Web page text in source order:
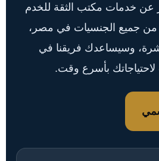
عن خدمات مكتب الثقة للخدم
من جميع الجنسيات في مصر،
وسيساعدك فريقنا في
لاحتياجاتك بأسرع وقت.